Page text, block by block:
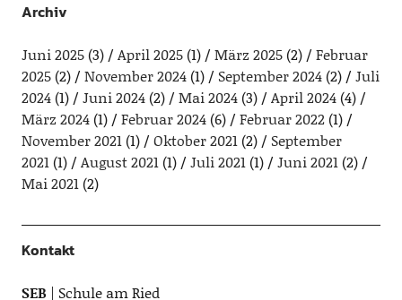
Archiv
Juni 2025(3) April 2025(1) März 2025(2)
Februar
2025(2) November 2024(1) September 2024(2)
Juli
2024(1) Juni 2024(2) Mai 2024(3) April 2024(4)
März 2024(1) Februar 2024(6) Februar 2022(1)
November 2021(1) Oktober 2021(2)
September
2021(1) August 2021(1) Juli 2021(1) Juni 2021(2)
Mai 2021(2)
Kontakt
SEB | Schule am Ried